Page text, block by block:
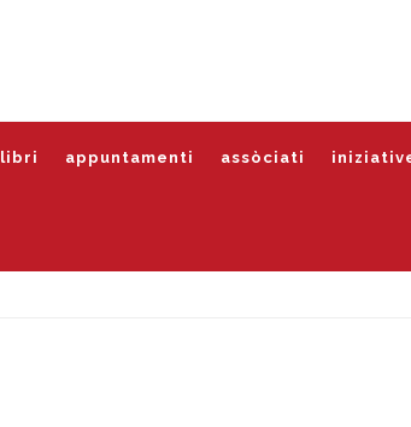
libri appuntamenti assòciati